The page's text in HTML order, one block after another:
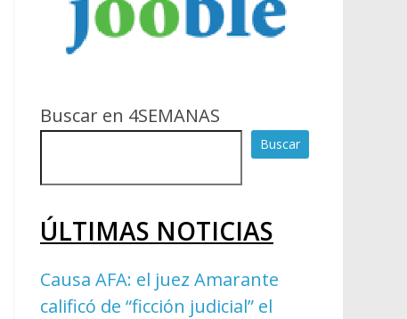
Buscar en 4SEMANAS
Buscar
ÚLTIMAS NOTICIAS
Causa AFA: el juez Amarante
calificó de “ficción judicial” el